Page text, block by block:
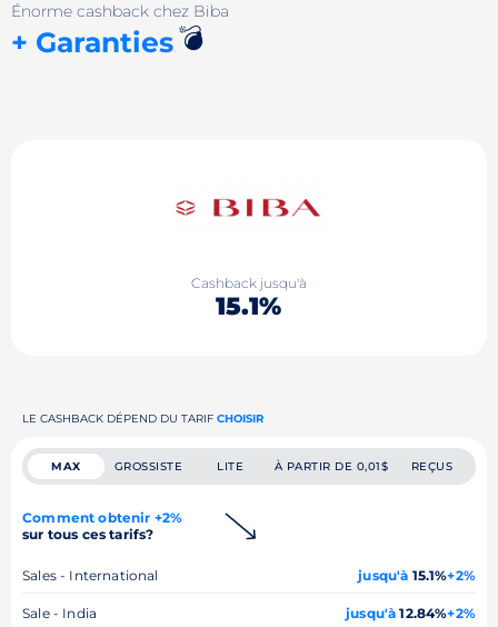
Énorme cashback chez Biba
+ Garanties💣
Cashback jusqu'à
15.1%
LE CASHBACK DÉPEND DU TARIF CHOISIR
MAX GROSSISTE LITE À PARTIR DE 0,01$ REÇUS
Comment obtenir +2%
sur tous ces tarifs?
Sales - International jusqu'à 15.1%+2%
Sale - India jusqu'à 12.84%+2%